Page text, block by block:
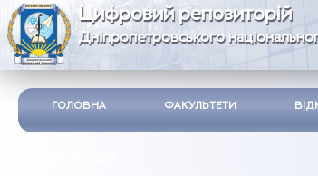
Цифровий репозиторій
Дніпропетровського
ГОЛОВНА ФАКУЛЬТЕТИ